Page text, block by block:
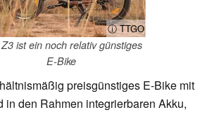
ⓘ TTGO
ist ein noch relativ günstiges
E-Bike
preisgünstiges E-Bike mit
in den Rahmen integrierbaren Akku,